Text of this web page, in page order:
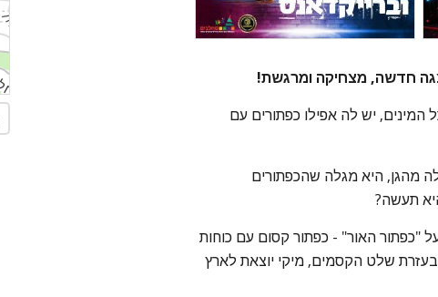
חדשה, מצחיקה ומרגשת!
המינים, יש לה אפילו כפתורים עם
מהגן, היא מגלה שהכפתורים
תעשה?
האור" - כפתור קסום עם כוחות
שלט הקסמים, מיקי יוצאת לארץ